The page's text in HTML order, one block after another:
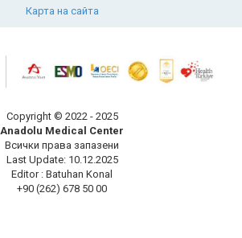
Карта на сайта
Copyright © 2022 - 2025
Anadolu Medical Center
Всички права запазени
Last Update: 10.12.2025
Editor : Batuhan Konal
+90 (262) 678 50 00